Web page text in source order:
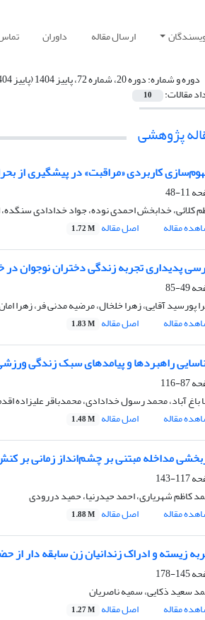
ارسال مقاله داوران
دوره و شماره:دوره 20، شماره 72، پاییز 1404 (پاییز 1404)
مقالات: 10
پژوهشی
کاربردی «مراقبت» در پیشگیری از
11-48
کلائی، خدابخش احمدی نوده، جواد خدادادی سنگده،
مقاله
اصل مقاله 1.72 M
پدیداری تجربه زندگی دختران نوجوان در
49-85
پورسید آقایی، زهرا خلخال، مرضیه مدنی فر، زهرا
مقاله
اصل مقاله 1.83 M
راهبردها و پیامدهای سبک زندگی
87-116
باغ آباد، محمد رسول خدادادی، محمدباقر علیزاده
مقاله
اصل مقاله 1.48 M
مداخله مبتنی بر چشم‌انداز زمانی بر
117-143
کاظم شهریاری، احمد حیدرنیا، حمید دررودی
مقاله
اصل مقاله 1.88 M
زیسته و ادراک زندانیان زن سابقه دار از
145-178
سعید ذکایی، سمیه ناصریان
مقاله
اصل مقاله 1.27 M